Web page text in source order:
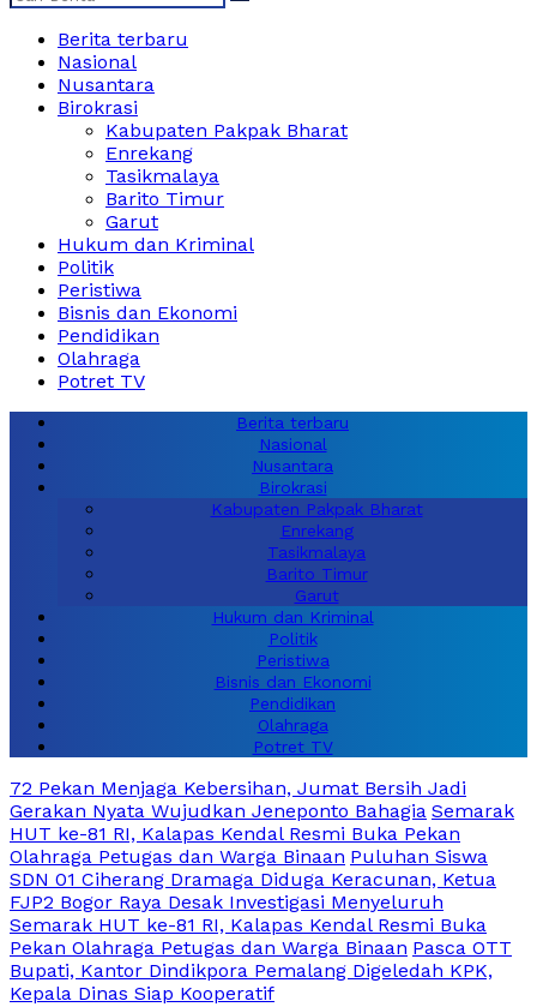
Berita terbaru
Nasional
Nusantara
Birokrasi
Kabupaten Pakpak Bharat
Enrekang
Tasikmalaya
Barito Timur
Garut
Hukum dan Kriminal
Politik
Peristiwa
Bisnis dan Ekonomi
Pendidikan
Olahraga
Potret TV
Berita terbaru
Nasional
Nusantara
Birokrasi
Kabupaten Pakpak Bharat
Enrekang
Tasikmalaya
Barito Timur
Garut
Hukum dan Kriminal
Politik
Peristiwa
Bisnis dan Ekonomi
Pendidikan
Olahraga
Potret TV
72 Pekan Menjaga Kebersihan, Jumat Bersih Jadi
Gerakan Nyata Wujudkan Jeneponto Bahagia Semarak
HUT ke-81 RI, Kalapas Kendal Resmi Buka Pekan
Olahraga Petugas dan Warga Binaan Puluhan Siswa
SDN 01 Ciherang Dramaga Diduga Keracunan, Ketua
FJP2 Bogor Raya Desak Investigasi Menyeluruh
Semarak HUT ke-81 RI, Kalapas Kendal Resmi Buka
Pekan Olahraga Petugas dan Warga Binaan Pasca OTT
Bupati, Kantor Dindikpora Pemalang Digeledah KPK,
Kepala Dinas Siap Kooperatif